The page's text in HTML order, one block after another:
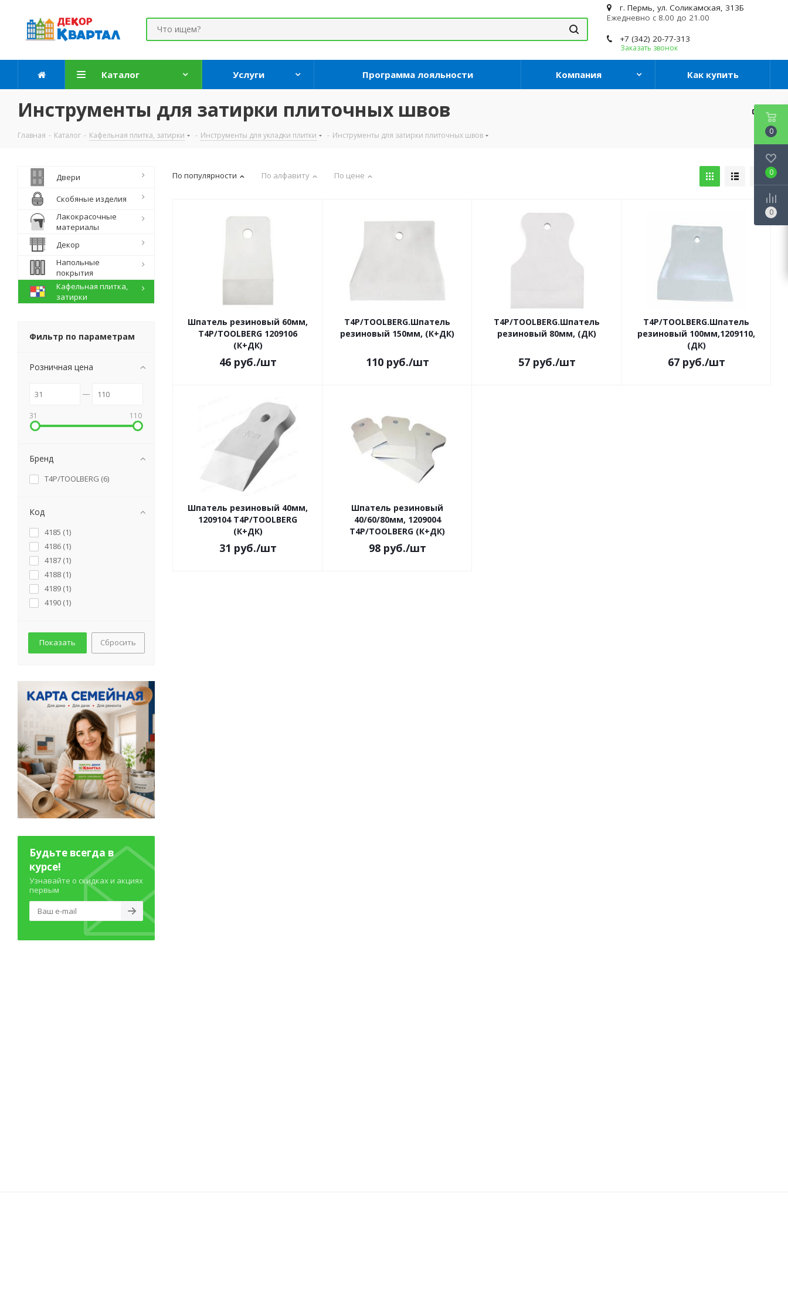
г. Пермь, ул. Соликамская, 313Б
Ежедневно с 8.00 до 21.00
+7 (342) 20-77-313
Заказать звонок
Каталог Услуги Программа лояльности Компания Как купить
Инструменты для затирки плиточных швов
Главная - Каталог - Кафельная плитка, затирки - Инструменты для укладки плитки - Инструменты для затирки плиточных швов
По популярности По алфавиту По цене
Шпатель резиновый 60мм,
Т4Р/TOOLBERG 1209106
(К+ДК)
46руб./шт
Т4Р/TOOLBERG.Шпатель
резиновый 150мм, (К+ДК)
110руб./шт
Т4Р/TOOLBERG.Шпатель
резиновый 80мм, (ДК)
57руб./шт
Т4Р/TOOLBERG.Шпатель
резиновый 100мм,1209110,
(ДК)
67руб./шт
Шпатель резиновый 40мм,
1209104 Т4Р/TOOLBERG
(К+ДК)
31 руб./шт
Шпатель резиновый
40/60/80мм, 1209004
Т4Р/TOOLBERG (К+ДК)
98руб./шт
Двери
Скобяные изделия
Лакокрасочные
материалы
Декор
Напольные
покрытия
Кафельная плитка,
затирки
Фильтр по параметрам
Розничная цена
31 110
Бренд
Т4Р/TOOLBERG (6)
Код
4185 (1)
4186 (1)
4187 (1)
4188 (1)
4189 (1)
4190 (1)
Сбросить
Будьте всегда в
курсе!
Узнавайте о скидках и акциях
первым
0
0
0